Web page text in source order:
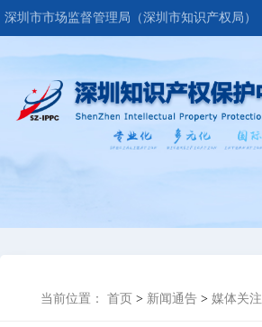
深圳市市场监督管理局（深圳市知识产权局）
当前位置： 首页 > 新闻通告 > 媒体关注